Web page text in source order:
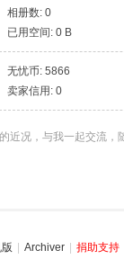
相册数: 0
已用空间: 0 B
无忧币: 5866
卖家信用: 0
近况，与我一起交流，
Archiver 捐助支持